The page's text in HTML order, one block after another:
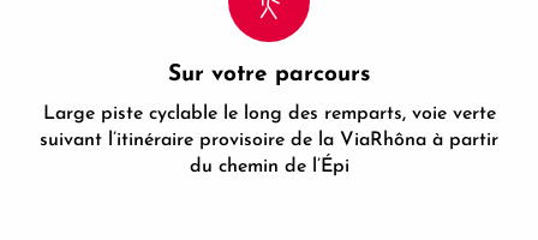
Sur votre parcours
Large piste cyclable le long des remparts, voie verte
suivant l’itinéraire provisoire de la ViaRhôna à partir
du chemin de l’Épi